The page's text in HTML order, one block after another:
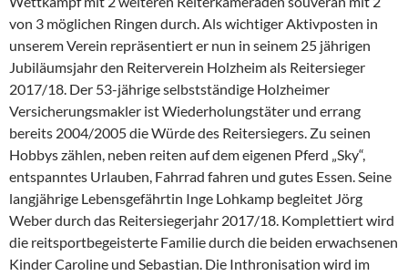
von 3 möglichen Ringen durch. Als wichtiger Aktivposten in
unserem Verein repräsentiert er nun in seinem 25 jährigen
Jubiläumsjahr den Reiterverein Holzheim als Reitersieger
2017/18. Der 53-jährige selbstständige Holzheimer
Versicherungsmakler ist Wiederholungstäter und errang
bereits 2004/2005 die Würde des Reitersiegers. Zu seinen
Hobbys zählen, neben reiten auf dem eigenen Pferd „Sky“,
entspanntes Urlauben, Fahrrad fahren und gutes Essen. Seine
langjährige Lebensgefährtin Inge Lohkamp begleitet Jörg
Weber durch das Reitersiegerjahr 2017/18. Komplettiert wird
die reitsportbegeisterte Familie durch die beiden erwachsenen
Kinder Caroline und Sebastian. Die Inthronisation wird im